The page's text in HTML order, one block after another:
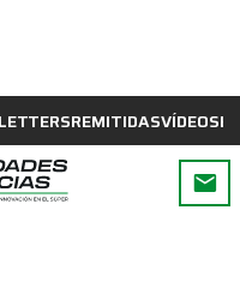
REMITIDASVÍDEOS